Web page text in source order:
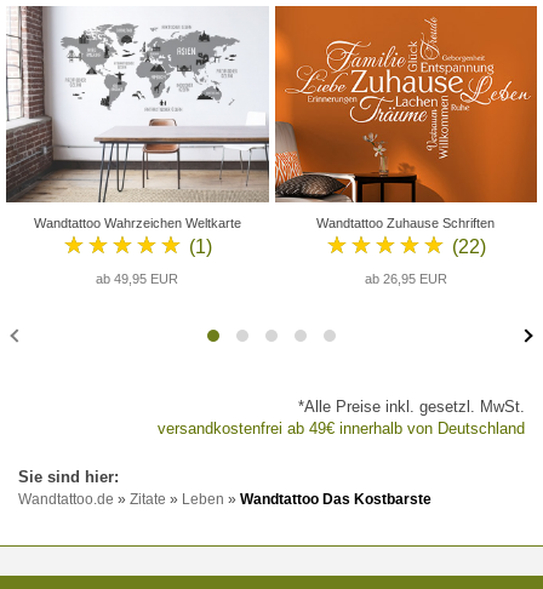
Wandtattoo Wahrzeichen Weltkarte
★★★★★ (1)
ab 49,95 EUR
Wandtattoo Zuhause Schriften
★★★★★ (22)
ab 26,95 EUR
*Alle Preise inkl. gesetzl. MwSt.
versandkostenfrei ab 49€ innerhalb von Deutschland
Wandtattoo.de » Zitate » Leben » Wandtattoo Das Kostbarste